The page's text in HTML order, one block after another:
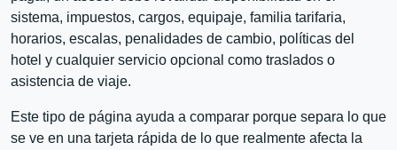
sistema, impuestos, cargos, equipaje, familia tarifaria,
horarios, escalas, penalidades de cambio, políticas del
hotel y cualquier servicio opcional como traslados o
asistencia de viaje.
Este tipo de página ayuda a comparar porque separa lo que
se ve en una tarjeta rápida de lo que realmente afecta la